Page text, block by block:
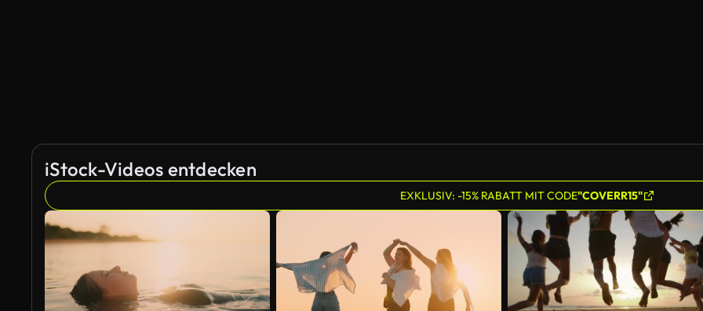
iStock-Videos entdecken
EXKLUSIV: -15% RABATT MIT CODE"COVERR15"